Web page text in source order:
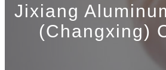
Jixiang
(Changxing)